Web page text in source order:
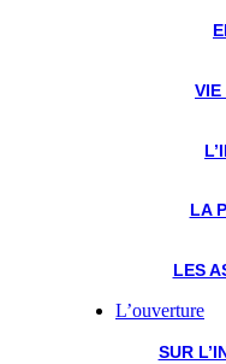
VIE
LA
LES
L’ouverture
SUR